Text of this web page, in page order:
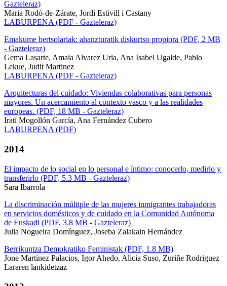
Gazteleraz)
Maria Rodó-de-Zárate, Jordi Estivill i Castany
LABURPENA (PDF - Gazteleraz)
Emakume bertsolariak: ahanzturatik diskurtso propiora (PDF, 2 MB
- Gazteleraz)
Gema Lasarte, Amaia Alvarez Uria, Ana Isabel Ugalde, Pablo
Lekue, Judit Martinez
LABURPENA (PDF - Gazteleraz)
Arquitecturas del cuidado: Viviendas colaborativas para personas
mayores. Un acercamiento al contexto vasco y a las realidades
europeas. (PDF, 18 MB - Gazteleraz)
Irati Mogollón García, Ana Fernández Cubero
LABURPENA (PDF)
2014
El impacto de lo social en lo personal e íntimo: conocerlo, medirlo y
transferirlo (PDF, 5.3 MB - Gazteleraz)
Sara Ibarrola
La discriminación múltiple de las mujeres inmigrantes trabajadoras
en servicios domésticos y de cuidado en la Comunidad Autónoma
de Euskadi (PDF, 3.8 MB - Gazteleraz)
Julia Nogueira Domínguez, Joseba Zalakain Hernández
Berrikuntza Demokratiko Feministak (PDF, 1.8 MB)
Jone Martinez Palacios, Igor Ahedo, Alicia Suso, Zuriñe Rodriguez
Lararen lankidetzaz